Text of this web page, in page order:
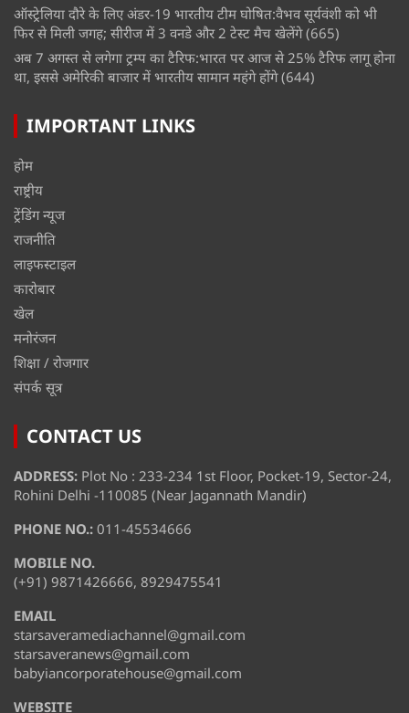
ऑस्ट्रेलिया दौरे के लिए अंडर-19 भारतीय टीम घोषित:वैभव सूर्यवंशी को भी
फिर से मिली जगह; सीरीज में 3 वनडे और 2 टेस्ट मैच खेलेंगे (665)
अब 7 अगस्त से लगेगा ट्रम्प का टैरिफ:भारत पर आज से 25% टैरिफ लागू होना
था, इससे अमेरिकी बाजार में भारतीय सामान महंगे होंगे (644)
IMPORTANT LINKS
होम
राष्ट्रीय
ट्रेंडिंग न्यूज
राजनीति
लाइफस्टाइल
कारोबार
खेल
मनोरंजन
शिक्षा / रोजगार
संपर्क सूत्र
CONTACT US
ADDRESS: Plot No : 233-234 1st Floor, Pocket-19, Sector-24,
Rohini Delhi -110085 (Near Jagannath Mandir)
PHONE NO.: 011-45534666
MOBILE NO.
(+91) 9871426666, 8929475541
EMAIL
starsaveramediachannel@gmail.com
starsaveranews@gmail.com
babyiancorporatehouse@gmail.com
WEBSITE